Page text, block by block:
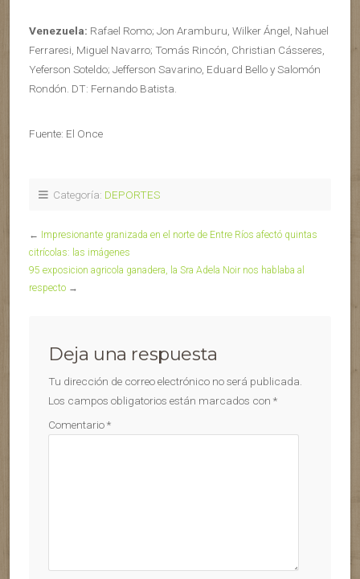
Venezuela: Rafael Romo; Jon Aramburu, Wilker Ángel, Nahuel
Ferraresi, Miguel Navarro; Tomás Rincón, Christian Cásseres,
Yeferson Soteldo; Jefferson Savarino, Eduard Bello y Salomón
Rondón. DT: Fernando Batista.
Fuente: El Once
Categoría: DEPORTES
←
Impresionante granizada en el norte de Entre Ríos afectó quintas
citrícolas: las imágenes
95 exposicion agricola ganadera, la Sra Adela Noir nos hablaba al
respecto →
Deja una respuesta
Tu dirección de correo electrónico no será publicada.
Los campos obligatorios están marcados con *
Comentario*